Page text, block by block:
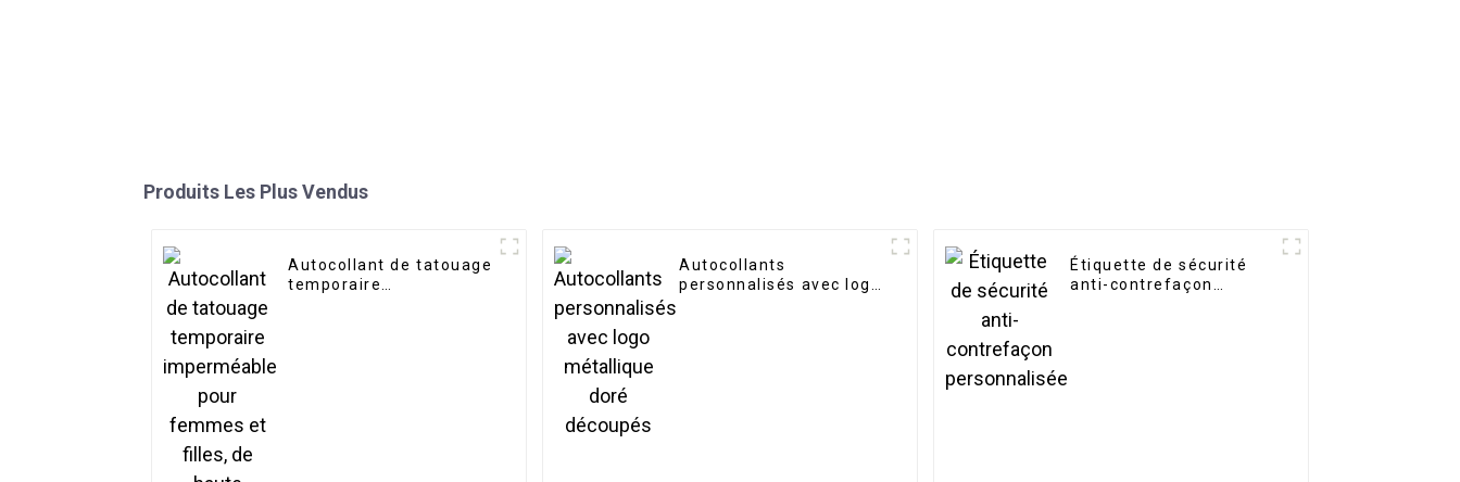
Produits Les Plus Vendus
Autocollant de tatouage
temporaire
Autocollants
personnalisés avec logo
Étiquette de sécurité
anti-contrefaçon